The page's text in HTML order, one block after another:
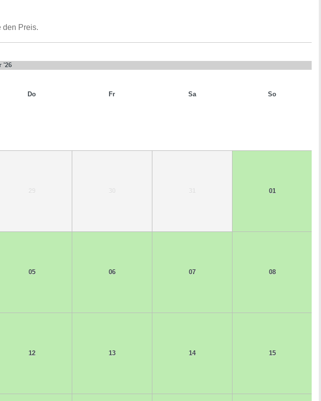
den Preis.
'26
Do Fr Sa So
29 30 31 01
05 06 07 08
12 13 14 15